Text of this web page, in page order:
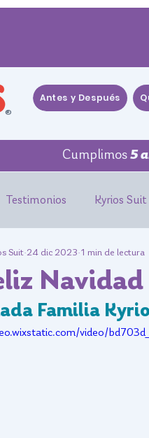
®
Antes y Después
Cumplimos 5
Testimonios Kyrios Suit
Suit Evidencia Científica
Suit 24 dic 2023 1 min de lectura
Familia
video/